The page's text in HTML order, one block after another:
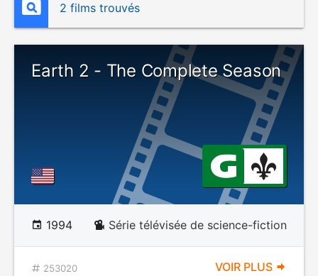
2 films trouvés
Earth 2 - The Complete Season
1994 Série télévisée de science-fiction
253020 VOIR PLUS